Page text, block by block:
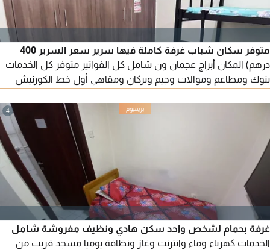
متوفر سكان شباب غرفة كاملة فيها سرير سعر السرير 400
درهم) المكان أبراج عجمان ون شامل كل الفواتير متوفر كل الخدمات
بنوك ومطاعم وموالات وجيم وبركان ومقاهي أول خط الكورنيش
4
غرفة بحمام لشخص واحد سكن هادي ونظيف مفروشة شامل
الخدمات كهرباء وماء وانترنت وغاز ونظافة يوميا مسجد قريب من